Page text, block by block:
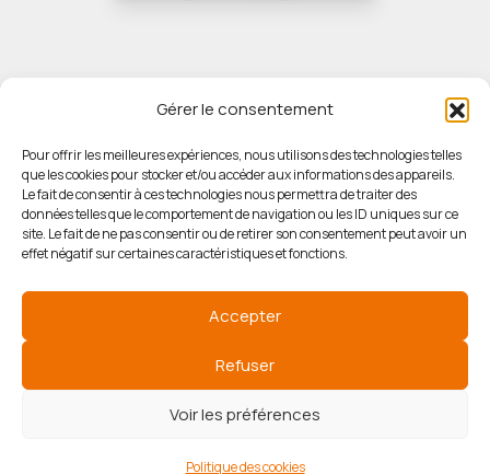
Gérer le consentement
Pour offrir les meilleures expériences, nous utilisons des technologies telles
que les cookies pour stocker et/ou accéder aux informations des appareils.
Le fait de consentir à ces technologies nous permettra de traiter des
données telles que le comportement de navigation ou les ID uniques sur ce
site. Le fait de ne pas consentir ou de retirer son consentement peut avoir un
effet négatif sur certaines caractéristiques et fonctions.
Accepter
Refuser
Voir les préférences
Politique des cookies
© HORIZON IMMOBILIER
Mentions légales
Politique des cookies